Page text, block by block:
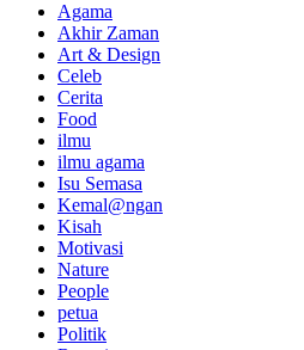
Agama
Akhir Zaman
Art & Design
Celeb
Cerita
Food
ilmu
ilmu agama
Isu Semasa
Kemal@ngan
Kisah
Motivasi
Nature
People
petua
Politik